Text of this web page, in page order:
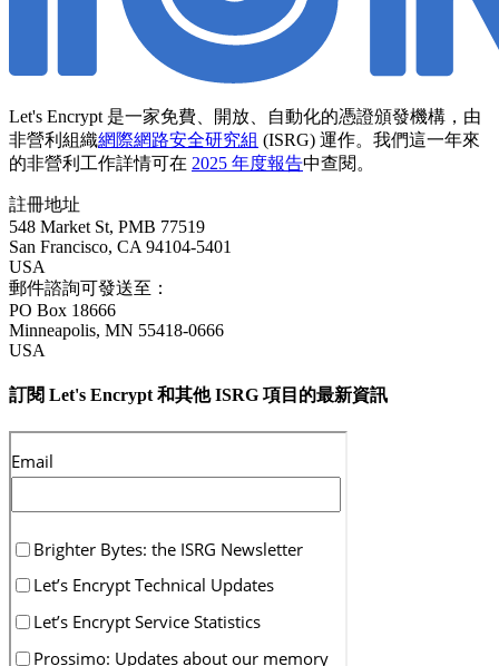
Let's Encrypt 是一家免費、開放、自動化的憑證頒發機構，由
非營利組織網際網路安全研究組 (ISRG) 運作。我們這一年來
的非營利工作詳情可在 2025 年度報告中查閱。
註冊地址
548 Market St, PMB 77519
San Francisco, CA 94104-5401
USA
郵件諮詢可發送至：
PO Box 18666
Minneapolis, MN 55418-0666
USA
訂閱 Let's Encrypt 和其他 ISRG 項目的最新資訊